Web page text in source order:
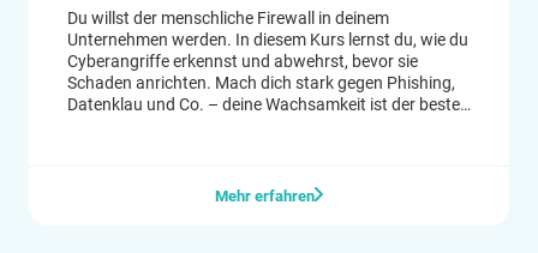
Du willst der menschliche Firewall in deinem
Unternehmen werden. In diesem Kurs lernst du, wie du
Cyberangriffe erkennst und abwehrst, bevor sie
Schaden anrichten. Mach dich stark gegen Phishing,
Datenklau und Co. – deine Wachsamkeit ist der beste
Mehr erfahren